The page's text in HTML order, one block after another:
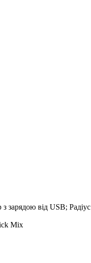
з зарядою від USB;
Mix